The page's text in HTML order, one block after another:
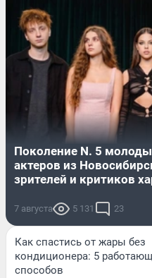
Поколение N. 5
актеров из
зрителей и критиков
7 августа 5 131 23
Как спастись от жары без
кондиционера: 5
способов